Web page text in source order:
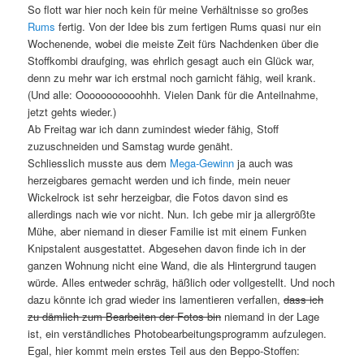
So flott war hier noch kein für meine Verhältnisse so großes
Rums fertig. Von der Idee bis zum fertigen Rums quasi nur ein
Wochenende, wobei die meiste Zeit fürs Nachdenken über die
Stoffkombi draufging, was ehrlich gesagt auch ein Glück war,
denn zu mehr war ich erstmal noch garnicht fähig, weil krank.
(Und alle: Ooooooooooohhh. Vielen Dank für die Anteilnahme,
jetzt gehts wieder.)
Ab Freitag war ich dann zumindest wieder fähig, Stoff
zuzuschneiden und Samstag wurde genäht.
Schliesslich musste aus dem Mega-Gewinn ja auch was
herzeigbares gemacht werden und ich finde, mein neuer
Wickelrock ist sehr herzeigbar, die Fotos davon sind es
allerdings nach wie vor nicht. Nun. Ich gebe mir ja allergrößte
Mühe, aber niemand in dieser Familie ist mit einem Funken
Knipstalent ausgestattet. Abgesehen davon finde ich in der
ganzen Wohnung nicht eine Wand, die als Hintergrund taugen
würde. Alles entweder schräg, häßlich oder vollgestellt. Und noch
dazu könnte ich grad wieder ins lamentieren verfallen,dass ich
zu dämlich zum Bearbeiten der Fotos bin niemand in der Lage
ist, ein verständliches Photobearbeitungsprogramm aufzulegen.
Egal, hier kommt mein erstes Teil aus den Beppo-Stoffen: